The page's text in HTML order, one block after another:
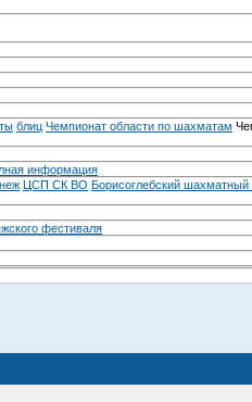
блиц Чемпионат области по шахматам
информация
ЦСП СК ВО Борисоглебский шахматный
фестиваля